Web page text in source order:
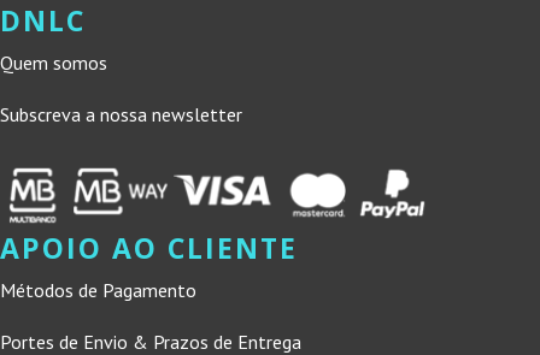
DNLC
Quem somos
Subscreva a nossa newsletter
APOIO AO CLIENTE
Métodos de Pagamento
Portes de Envio & Prazos de Entrega